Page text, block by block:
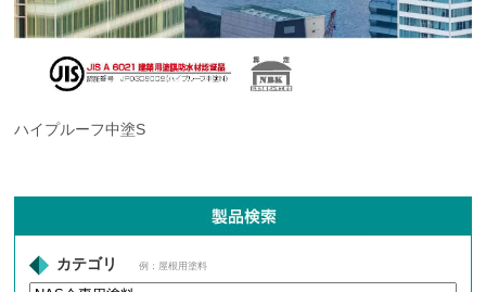
ハイプルーフ中塗S
カテゴリ 例：屋根用塗料